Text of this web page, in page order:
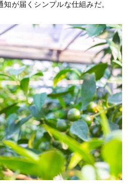
が届くシンプルな仕組みだ。